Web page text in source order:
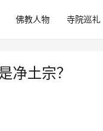
佛教人物 寺院巡礼
净土宗？